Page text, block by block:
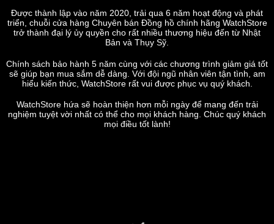
Được thành lập vào năm 2020, trải qua 6 năm hoạt động và phát
triển, chuỗi cửa hàng Chuyên bán Đồng hồ chính hãng WatchStore
trở thành đại lý ủy quyền cho rất nhiều thương hiệu đến từ Nhật
Bản và Thụy Sỹ.
Chính sách bảo hành 5 năm cùng với các chương trình giảm giá tốt
sẽ giúp bạn mua sắm dễ dàng. Với đội ngũ nhân viên tận tình, am
hiểu kiến thức, WatchStore rất vui được phục vụ quý khách.
WatchStore hứa sẽ hoàn thiện hơn mỗi ngày để mang đến trải
nghiệm tuyệt vời nhất có thể cho mọi khách hàng. Chúc quý khách
mọi điều tốt lành!